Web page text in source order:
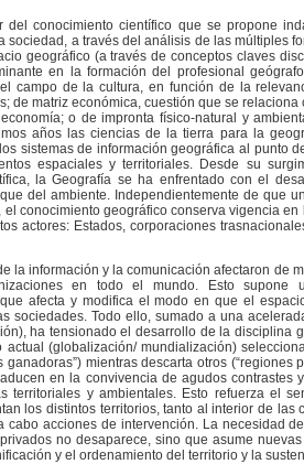
del conocimiento científico que se propone
a través del análisis de las múltiples
geográfico (a través de conceptos claves
en la formación del profesional
campo de la cultura, en función de la
de matriz económica, cuestión que se
o de impronta físico-natural y
años las ciencias de la tierra para la
sistemas de información geográfica al punto
espaciales y territoriales. Desde su
la Geografía se ha enfrentado con el
del ambiente. Independientemente de que
conocimiento geográfico conserva vigencia
actores: Estados, corporaciones
la información y la comunicación afectaron de
en todo el mundo. Esto supone
afecta y modifica el modo en que el
sociedades. Todo ello, sumado a una
ha tensionado el desarrollo de la disciplina
(globalización/ mundialización)
mientras descarta otros (“regiones
en la convivencia de agudos contrastes
territoriales y ambientales. Esto refuerza el
los distintos territorios, tanto al interior de las
acciones de intervención. La necesidad
no desaparece, sino que asume
y el ordenamiento del territorio y la